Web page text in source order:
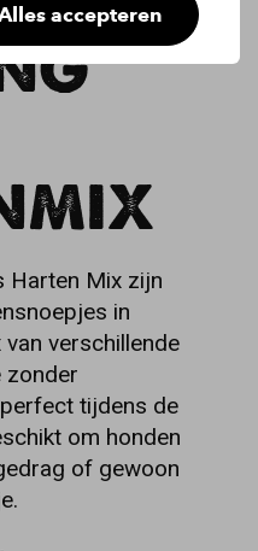
accepteren
Harten Mix zijn
in
verschillende
zonder
tijdens de
om honden
of gewoon